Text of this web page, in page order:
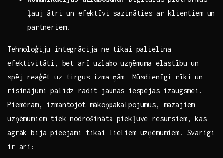
‌ļauj ātri un efektīvi sazināties ar klientiem‍ un
partneriem.
Tehnoloģiju integrācija⁢ ne ​tikai ‌palielina
efektivitāti,⁣ bet arī uzlabo uzņēmuma elastību un
spēj reaģēt uz tirgus izmaiņām. Mūsdienīgi rīki‍ un
risinājumi palīdz radīt jaunas ⁤iespējas izaugsmei.
Piemēram, izmantojot ‍mākoņpakalpojumus, mazajiem
uzņēmumiem tiek nodrošināta piekļuve resursiem, kas‍
agrāk bija pieejami‍ tikai lieliem uzņēmumiem. ‍Svarīgi
ir ​arī: